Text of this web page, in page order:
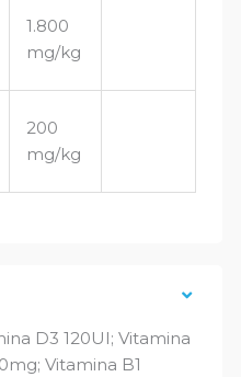
1.800
mg/kg
200
mg/kg
D3 120UI; Vitamina
Vitamina B1